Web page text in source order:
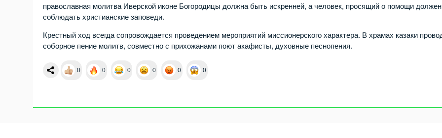
православная молитва Иверской иконе Богородицы должна быть искренней, а человек, просящий о помощи должен
соблюдать христианские заповеди.
Крестный ход всегда сопровождается проведением мероприятий миссионерского характера. В храмах казаки
соборное пение молитв, совместно с прихожанами поют акафисты, духовные песнопения.
0 0 0 0 0 0